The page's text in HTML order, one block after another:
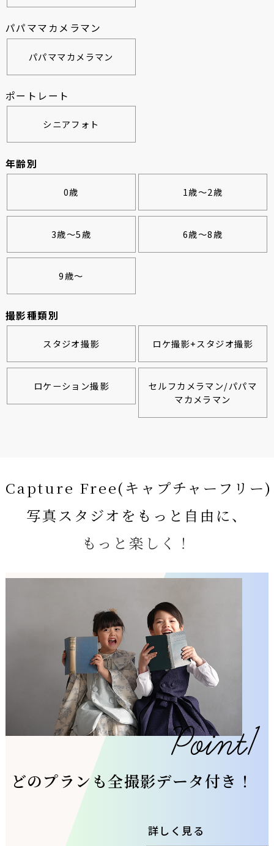
パパママカメラマン
パパママカメラマン
ポートレート
シニアフォト
年齢別
0歳 1歳～2歳
3歳～5歳 6歳～8歳
9歳～
撮影種類別
スタジオ撮影 ロケ撮影+スタジオ撮影
ロケーション撮影
セルフカメラマン/パパマ
マカメラマン
Capture Free(キャプチャーフリー)
写真スタジオをもっと自由に、
もっと楽しく！
どのプランも全撮影データ付き！
詳しく見る